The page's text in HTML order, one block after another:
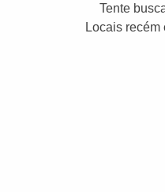
Tente
Locais